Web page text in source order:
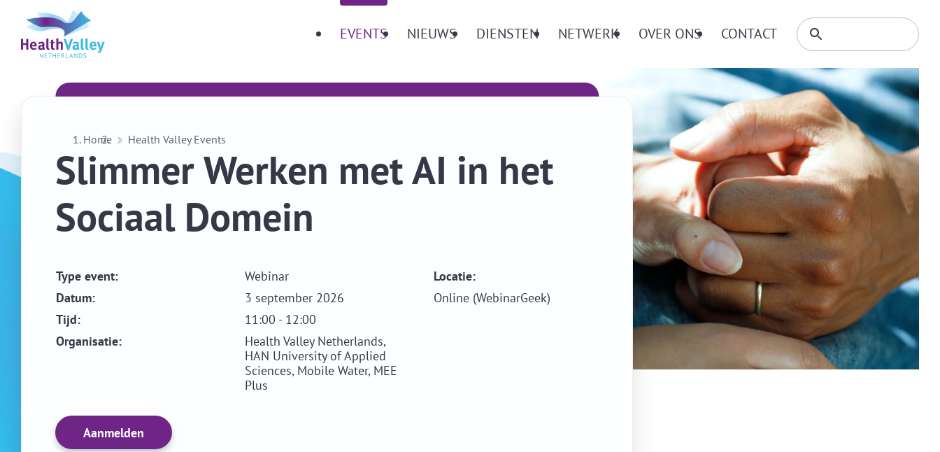
Menu
EVENTS NIEUWS DIENSTEN NETWERK OVER ONS CONTACT
Zoeken
binnenZoeken
Home Health Valley Events
Slimmer Werken met AI in het
Sociaal Domein
Type event:
Webinar
Datum:
3 september 2026
Tijd:
11:00 - 12:00
Organisatie:
Health Valley Netherlands,
HAN University of Applied
Sciences, Mobile Water, MEE
Plus
Locatie:
Online (WebinarGeek)
Aanmelden